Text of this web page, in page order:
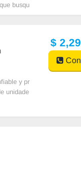
busqu
y pr
unidade
$